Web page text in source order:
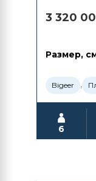
3 320
Размер,
Bigeer ,
6